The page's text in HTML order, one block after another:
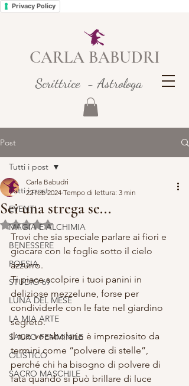
Privacy Policy
CARLA BABUDRI
Scrittrice - Astrologa
Post
Tutti i post
EVENTI
MAGIA E ALCHIMIA
BENESSERE
POESIA
STUDIO 69
LUNA DEL MESE
LA MIA ARTE
SACRO FEMMINILE
OLISTICO
SACRO MASCHILE
Tutti i post
Sei una strega se...
Carla Babudri
22 feb 2024 Tempo di lettura: 3 min
Valutazione NaN stelle su 5.
Trovi che sia speciale parlare ai fiori e
giocare con le foglie sotto il cielo
azzurro.
Ti piace scolpire i tuoi panini in
deliziose mezzelune, forse per
condividerle con le fate nel giardino
segreto.
Il tuo vocabolario è impreziosito da
termini come “polvere di stelle”,
perché chi ha bisogno di polvere di
fata quando si può brillare di luce